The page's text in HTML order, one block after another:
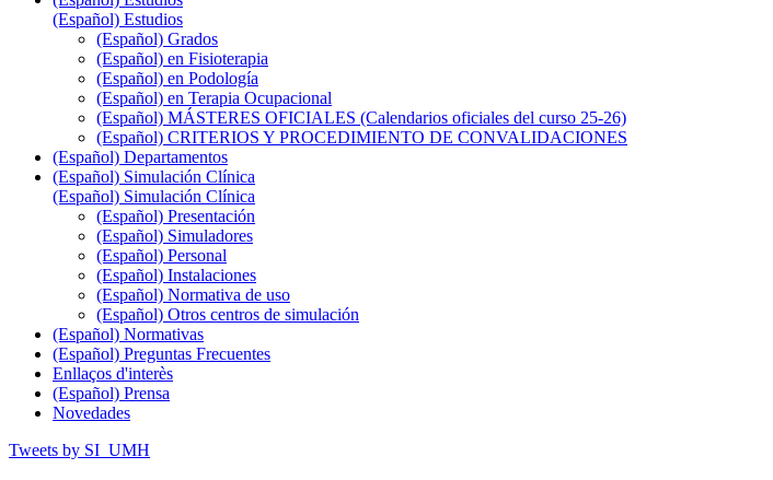
(Español) Estudios
(Español) Grados
(Español) en Fisioterapia
(Español) en Podología
(Español) en Terapia Ocupacional
(Español) MÁSTERES OFICIALES (Calendarios oficiales del curso 25-26)
(Español) CRITERIOS Y PROCEDIMIENTO DE CONVALIDACIONES
(Español) Departamentos
(Español) Simulación Clínica
(Español) Simulación Clínica
(Español) Presentación
(Español) Simuladores
(Español) Personal
(Español) Instalaciones
(Español) Normativa de uso
(Español) Otros centros de simulación
(Español) Normativas
(Español) Preguntas Frecuentes
Enllaços d'interès
(Español) Prensa
Novedades
Tweets by SI_UMH